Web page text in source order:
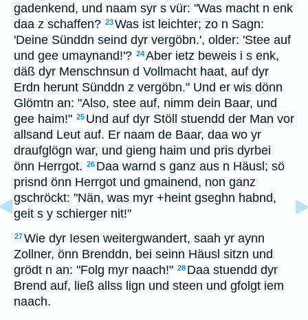
gadenkend, und naam syr s vür: "Was macht n enk
daa z schaffen? 23Was ist leichter; zo n Sagn:
'Deine Sünddn seind dyr vergöbn.', older: 'Stee auf
und gee umaynand!'? 24Aber ietz beweis i s enk,
däß dyr Menschnsun d Vollmacht haat, auf dyr
Erdn herunt Sünddn z vergöbn." Und er wis dönn
Glömtn an: "Also, stee auf, nimm dein Baar, und
gee haim!" 25 Und auf dyr Stöll stuendd der Man vor
allsand Leut auf. Er naam de Baar, daa wo yr
draufglögn war, und gieng haim und pris dyrbei
önn Herrgot. 26 Daa warnd s ganz aus n Häusl; sö
prisnd önn Herrgot und gmainend, non ganz
gschröckt: "Nän, was myr +heint gseghn habnd,
geit s y schierger nit!"
27Wie dyr Iesen weitergwandert, saah yr aynn
Zollner, önn Brenddn, bei seinn Häusl sitzn und
grödt n an: "Folg myr naach!" 28 Daa stuendd dyr
Brend auf, ließ allss lign und steen und gfolgt iem
naach.